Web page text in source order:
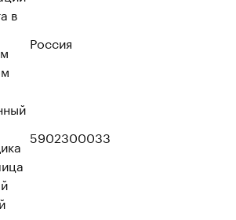
в
Россия
5902300033